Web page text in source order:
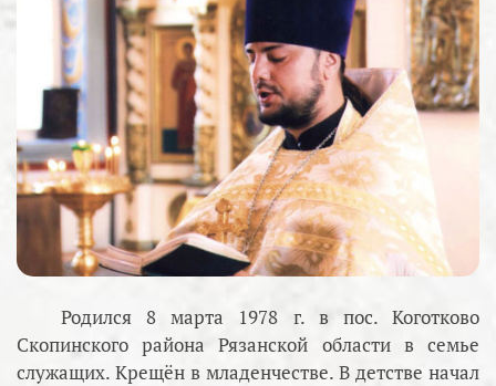
Родился 8 марта 1978 г. в пос. Коготково
Скопинского района Рязанской области в семье
служащих. Крещён в младенчестве. В детстве начал